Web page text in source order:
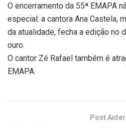
O encerramento da 55ª EMAPA
especial: a cantora Ana Castela,
da atualidade, fecha a edição no
ouro.
O cantor Zé Rafael também é
EMAPA.
Post